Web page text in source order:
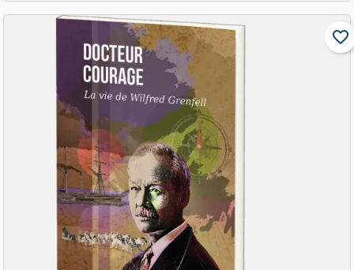
favorite_border